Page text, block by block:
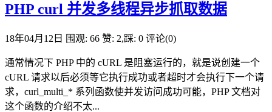
PHP curl 并发多线程异步抓取数据
18年04月12日 围观: 66 赞: 2,踩: 0 评论(0)
通常情况下 PHP 中的 cURL 是阻塞运行的，就是说创建一个
cURL 请求以后必须等它执行成功或者超时才会执行下一个请
求，curl_multi_* 系列函数使并发访问成功可能，PHP 文档对
这个函数的介绍不太...